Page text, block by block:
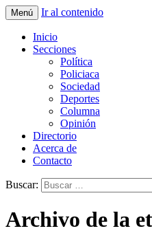
La Yunta de
Menú Ir al contenido
Inicio
Secciones
Política
Policiaca
Sociedad
Deportes
Columna
Opinión
Directorio
Acerca de
Contacto
Buscar:
Archivo de la